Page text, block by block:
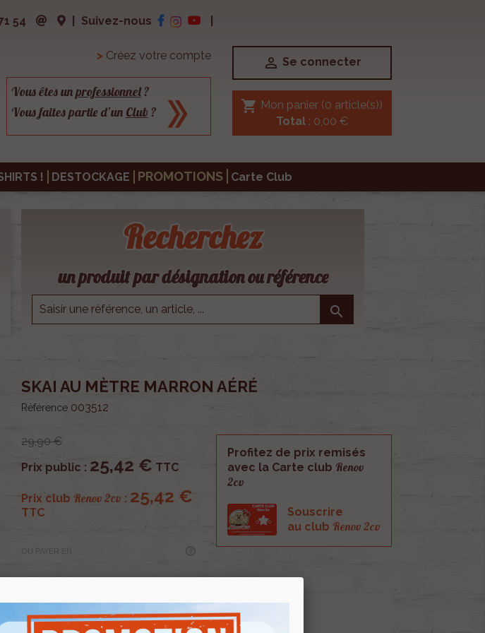
54 Suivez-nous
> Créez votre compte
Vous êtes unprofessionnel?
Vous faites partie d’un Club ?
 Se connecter
shopping_cart Mon panier (0 article(s))
Total: 0,00 €
! DESTOCKAGE PROMOTIONS Carte Club
Recherchez
un produit par désignation ou référence

SKAI AU MÈTRE MARRON AÉRÉ
Référence 003512
29,90 €
Prix public : 25,42 € TTC
Prix club Renov 2cv : 25,42 €
TTC
OU PAYER EN
Profitez de prix remisés
avec la Carte club Renov
2cv
Souscrire
au club Renov 2cv
Skai au mètre marron aéré